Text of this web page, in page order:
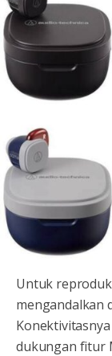
Untuk
mengandalkan
dukungan fitur